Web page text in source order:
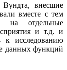
внесшие
вместе с тем
на отдельные
и т.д. и
к исследованию
данных функций